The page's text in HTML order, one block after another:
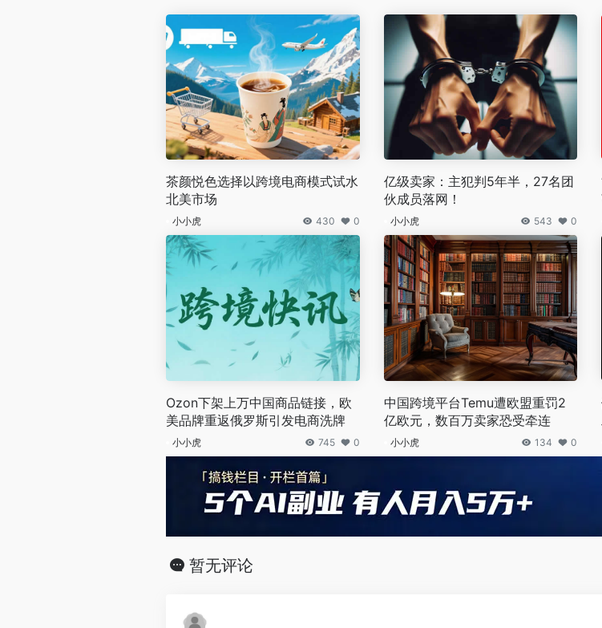
茶颜悦色选择以跨境电商模式试水
北美市场
小小虎 430 0
亿级卖家：主犯判5年半，27名团
伙成员落网！
小小虎 543 0
Ozon下架上万中国商品链接，欧
美品牌重返俄罗斯引发电商洗牌
小小虎 745 0
中国跨境平台Temu遭欧盟重罚2
亿欧元，数百万卖家恐受牵连
小小虎 134 0
暂无评论